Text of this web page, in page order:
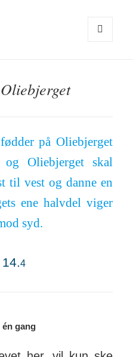
på Olie­bjerget
og Olie­bjerget skal
til vest og danne en
ene halvdel viger
syd.
4
gang